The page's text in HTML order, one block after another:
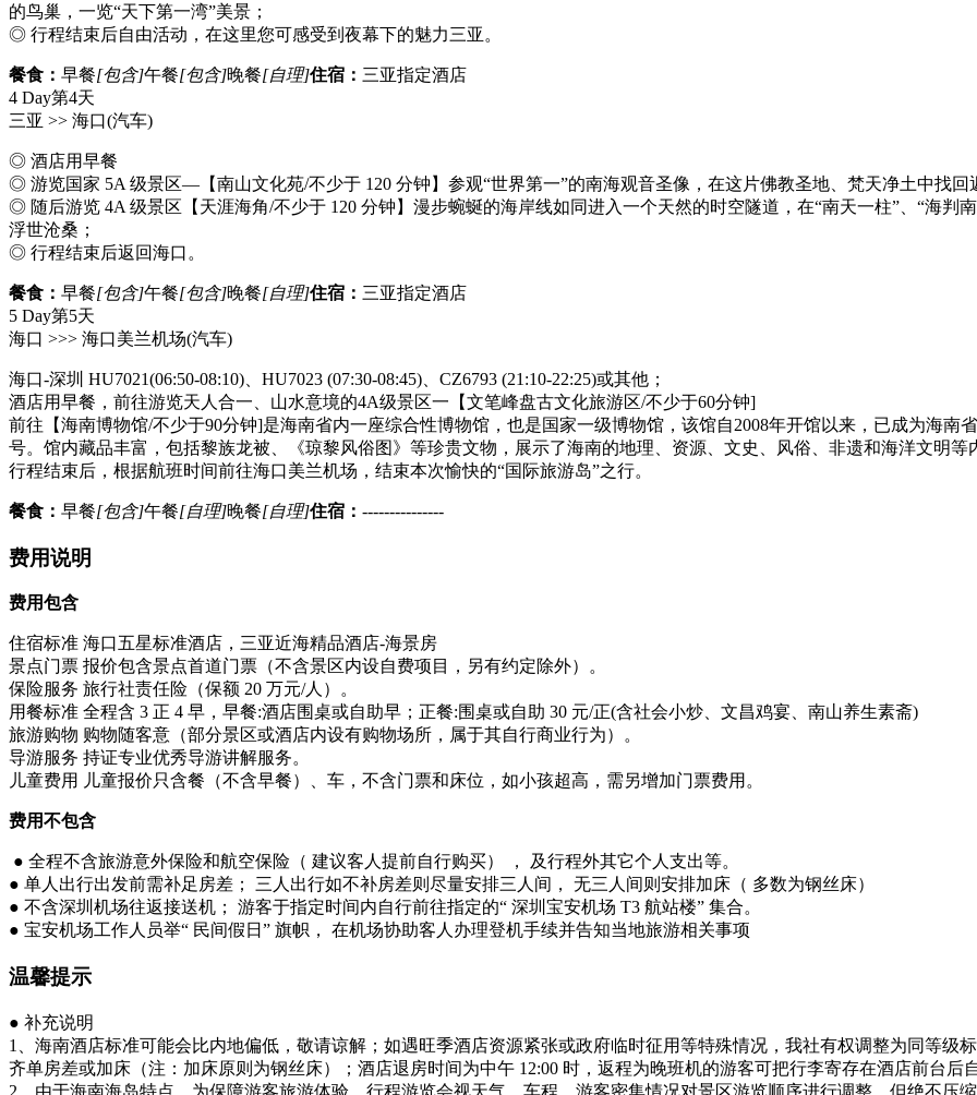
的鸟巢，一览“天下第一湾”美景；
◎ 行程结束后自由活动，在这里您可感受到夜幕下的魅力三亚。
餐食： 早餐[包含]午餐[包含]晚餐[自理]住宿： 三亚指定酒店
4 Day第4天
三亚 >> 海口(汽车)
◎ 酒店用早餐
◎ 游览国家 5A 级景区—【南山文化苑/不少于 120 分钟】参观“世界第一”的南海观音圣像，在这片佛教圣地、梵天净土中找
◎ 随后游览 4A 级景区【天涯海角/不少于 120 分钟】漫步蜿蜒的海岸线如同进入一个天然的时空隧道，在“南天一柱”、“海判
浮世沧桑；
◎ 行程结束后返回海口。
餐食： 早餐[包含]午餐[包含]晚餐[自理]住宿： 三亚指定酒店
5 Day第5天
海口 >>> 海口美兰机场(汽车)
海口-深圳 HU7021(06:50-08:10)、HU7023 (07:30-08:45)、CZ6793 (21:10-22:25)或其他；
酒店用早餐，前往游览天人合一、山水意境的4A级景区一【文笔峰盘古文化旅游区/不少于60分钟]
前往【海南博物馆/不少于90分钟]是海南省内一座综合性博物馆，也是国家一级博物馆，该馆自2008年开馆以来，已成为海
号。馆内藏品丰富，包括黎族龙被、《琼黎风俗图》等珍贵文物，展示了海南的地理、资源、文史、风俗、非遗和海洋文明
行程结束后，根据航班时间前往海口美兰机场，结束本次愉快的“国际旅游岛”之行。
餐食： 早餐[包含]午餐[自理]晚餐[自理]住宿： ---------------
费用说明
费用包含
住宿标准 海口五星标准酒店，三亚近海精品酒店-海景房
景点门票 报价包含景点首道门票（不含景区内设自费项目，另有约定除外）。
保险服务 旅行社责任险（保额 20 万元/人）。
用餐标准 全程含 3 正 4 早，早餐:酒店围桌或自助早；正餐:围桌或自助 30 元/正(含社会小炒、文昌鸡宴、南山养生素斋)
旅游购物 购物随客意（部分景区或酒店内设有购物场所，属于其自行商业行为）。
导游服务 持证专业优秀导游讲解服务。
儿童费用 儿童报价只含餐（不含早餐）、车，不含门票和床位，如小孩超高，需另增加门票费用。
费用不包含
● 全程不含旅游意外保险和航空保险（ 建议客人提前自行购买） ， 及行程外其它个人支出等。
● 单人出行出发前需补足房差； 三人出行如不补房差则尽量安排三人间， 无三人间则安排加床（ 多数为钢丝床）
● 不含深圳机场往返接送机； 游客于指定时间内自行前往指定的“ 深圳宝安机场 T3 航站楼” 集合。
● 宝安机场工作人员举“ 民间假日” 旗帜， 在机场协助客人办理登机手续并告知当地旅游相关事项
温馨提示
● 补充说明
1、海南酒店标准可能会比内地偏低，敬请谅解；如遇旺季酒店资源紧张或政府临时征用等特殊情况，我社有权调整为同等级
齐单房差或加床（注：加床原则为钢丝床）；酒店退房时间为中午 12:00 时，返程为晚班机的游客可把行李寄存在酒店前台后
2、由于海南海岛特点，为保障游客旅游体验，行程游览会视天气、车程、游客密集情况对景区游览顺序进行调整，但绝不压